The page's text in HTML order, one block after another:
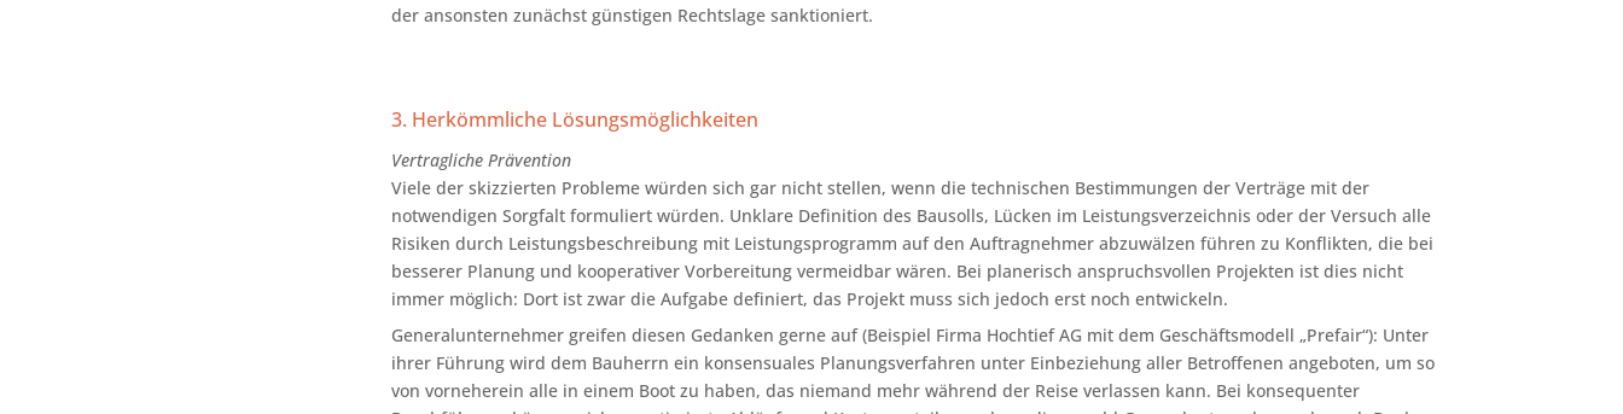
der ansonsten zunächst günstigen Rechtslage sanktioniert.
3. Herkömmliche Lösungsmöglichkeiten
Vertragliche Prävention
Viele der skizzierten Probleme würden sich gar nicht stellen, wenn die technischen Bestimmungen der Verträge mit der
notwendigen Sorgfalt formuliert würden. Unklare Definition des Bausolls, Lücken im Leistungsverzeichnis oder der Versuch alle
Risiken durch Leistungsbeschreibung mit Leistungsprogramm auf den Auftragnehmer abzuwälzen führen zu Konflikten, die bei
besserer Planung und kooperativer Vorbereitung vermeidbar wären. Bei planerisch anspruchsvollen Projekten ist dies nicht
immer möglich: Dort ist zwar die Aufgabe definiert, das Projekt muss sich jedoch erst noch entwickeln.
Generalunternehmer greifen diesen Gedanken gerne auf (Beispiel Firma Hochtief AG mit dem Geschäftsmodell „Prefair“): Unter
ihrer Führung wird dem Bauherrn ein konsensuales Planungsverfahren unter Einbeziehung aller Betroffenen angeboten, um so
von vorneherein alle in einem Boot zu haben, das niemand mehr während der Reise verlassen kann. Bei konsequenter